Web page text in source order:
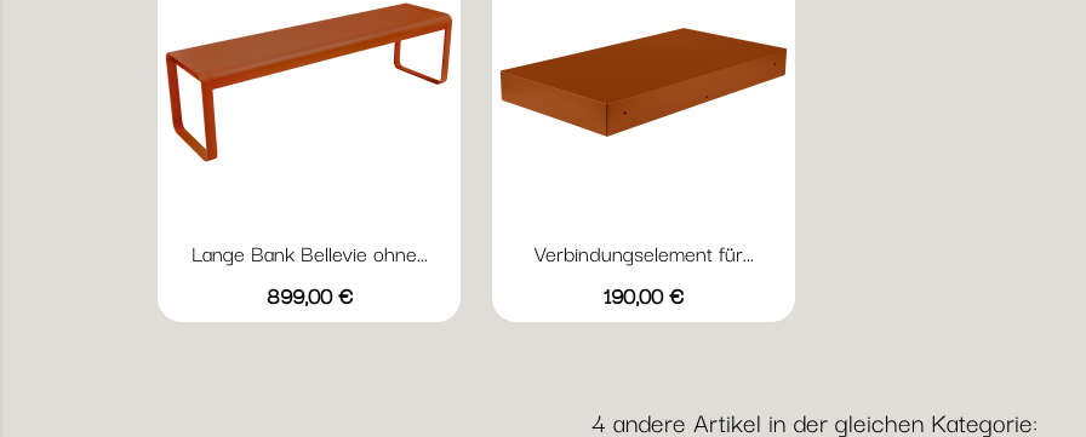
Lange Bank Bellevie ohne...
Preis
899,00 €
Vorschau
AbyssblauAcapulcoblau
Anthrazit
Chili Gewittergrau
Verbindungselement für...
Preis
190,00 €
Vorschau
AbyssblauAcapulcoblau
Anthrazit
Chili Gewittergrau
4 andere Artikel in der gleichen Kategorie: